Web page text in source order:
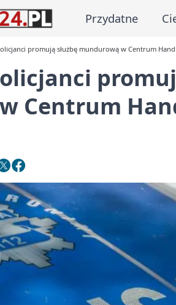
Przydatne
promują służbę mundurową w Centrum
Centrum